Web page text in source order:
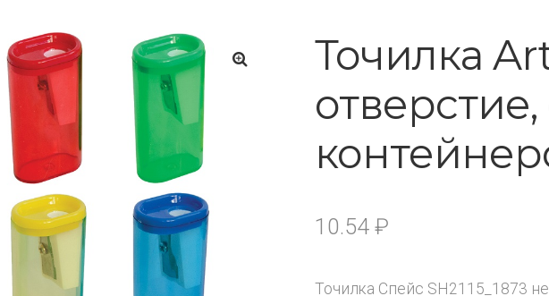
Точилка
отверстие,
10.54₽
Точилка Спейс SH2115_1873